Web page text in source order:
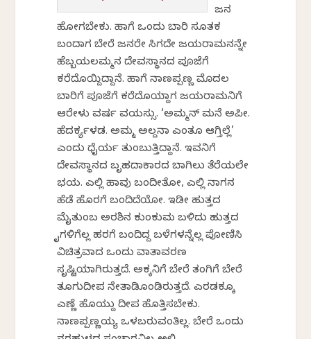
ಜನ
ಹೋಗಬೇಕು. ಹಾಗೆ ಒಂದು ಬಾರಿ ಸೂತಕ
ಬಂದಾಗ ಬೇರೆ ಜನರೇ ಸಿಗದೇ ಜಯರಾಮನನ್ನೇ
ಹೆಬ್ಬಯಲಮ್ಮನ ದೇವಸ್ಥಾನದ ಪೂಜೆಗೆ
ಕರೆದೊಯ್ದಿದ್ದಾನೆ. ಹಾಗೆ ನಾಣಪ್ಪಣ್ಣ ಮೊದಲ
ಬಾರಿಗೆ ಪೂಜೆಗೆ ಕರೆದೊಯ್ದಾಗ ಜಯರಾಮನಿಗೆ
ಆರೇಳು ವರ್ಷ ವಯಸ್ಸು. ‘ಅಮ್ಮನ್ ಮನೆ ಅಪೀ.
ಹೆದರ್ಕ್ಯಳಡ. ಅಮ್ಮ ಅಲ್ದನಾ ಎಂತೂ ಆಗ್ತಿಲ್ಲೆ’
ಎಂದು ಧೈರ್ಯ ತುಂಬುತ್ತಿದ್ದಾನೆ. ಇವನಿಗೆ
ದೇವಸ್ಥಾನದ ಬೃಹದಾಕಾರದ ಬಾಗಿಲು ತೆರೆಯಲೇ
ಭಯ. ಎಲ್ಲಿ ಹಾವು ಬಂದೀತೋ, ಎಲ್ಲಿ ನಾಗನ
ಹೆಡೆ ಹೊರಗೆ ಬಂದಿದೆಯೋ. ಇಡೀ ಹುತ್ತದ
ಮೈತುಂಬ ಅರಶಿನ ಕುಂಕುಮ ಬಳಿದು ಹುತ್ತದ
ಕೈಗಳಿಗೆಲ್ಲ ಹರಕೆಗೆ ಬಂದಿದ್ದ ಬಳೆಗಳನ್ನೆಲ್ಲ ಪೋಣಿಸಿ
ವಿಚಿತ್ರವಾದ ಒಂದು ವಾತಾವರಣ
ಸೃಷ್ಟಿಯಾಗಿರುತ್ತದೆ. ಅಕ್ಕನಿಗೆ ಬೇರೆ ತಂಗಿಗೆ ಬೇರೆ
ತೂಗುದೀಪ ನೇತಾಡಿಕೊಂಡಿರುತ್ತದೆ. ಎರಡಕ್ಕೂ
ಎಣ್ಣೆ ಹೊಯ್ದು ದೀಪ ಹೊತ್ತಿಸಬೇಕು.
ನಾಣಪ್ಪಣ್ಣಯ್ಯ ಒಳಬರುವಂತಿಲ್ಲ. ಬೇರೆ ಒಂದು